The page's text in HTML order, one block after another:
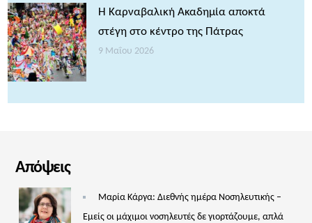
Η Καρναβαλική Ακαδημία αποκτά
στέγη στο κέντρο της Πάτρας
9 Μαΐου 2026
Απόψεις
Μαρία Κάργα: Διεθνής ημέρα Νοσηλευτικής –
Εμείς οι μάχιμοι νοσηλευτές δε γιορτάζουμε, απλά